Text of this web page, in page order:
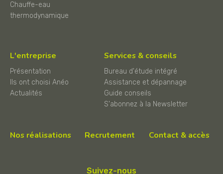
Chauffe-eau
thermodynamique
L'entreprise
Présentation
Ils ont choisi Anéo
Actualités
Services & conseils
Bureau d'étude intégré
Assistance et dépannage
Guide conseils
S'abonnez à la Newsletter
Nos réalisations Recrutement Contact & accès
Suivez-nous